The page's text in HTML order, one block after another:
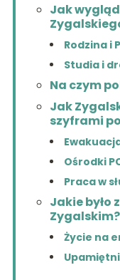
Jak
Rodzina i
Studia i
Na czym
Jak
szyframi
Ośrodki
Praca w
Jakie było
Zygalskim?
Życie na